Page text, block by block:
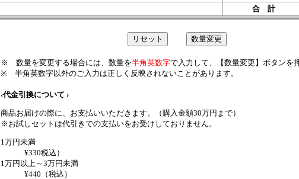
合 計
※ 数量を変更する場合には、数量を半角英数字で入力して、【数量変更】ボタンを
※ 半角英数字以外のご入力は正しく反映されないことがあります。
‹代金引換について ›
商品お届けの際に、お支払いいただきます。（購入金額30万円まで）
※お試しセットは代引きでの支払いをお受けしておりません。
1万円未満
¥330税込）
1万円以上～3万円未満
¥440（税込）